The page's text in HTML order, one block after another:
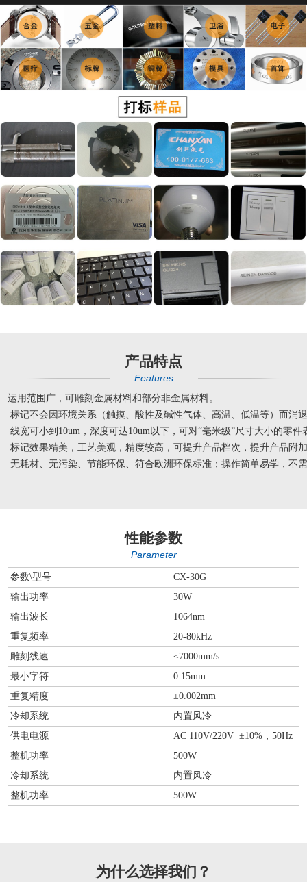
产品特点
Features
运用范围广，可雕刻金属材料和部分非金属材料。
标记不会因环境关系（触摸、酸性及碱性气体、高温、低温等）而消
线宽可小到10um，深度可达10um以下，可对“毫米级”尺寸大小的零件
标记效果精美，工艺美观，精度较高，可提升产品档次，提升产品附
无耗材、无污染、节能环保、符合欧洲环保标准；操作简单易学，不
性能参数
Parameter
参数\型号
CX-30G
输出功率
30W
输出波长
1064nm
重复频率
20-80kHz
雕刻线速
≤7000mm/s
最小字符
0.15mm
重复精度
±0.002mm
冷却系统
内置风冷
供电电源
AC 110V/220V ±10%，50Hz
整机功率
500W
冷却系统
内置风冷
整机功率
500W
为什么选择我们？